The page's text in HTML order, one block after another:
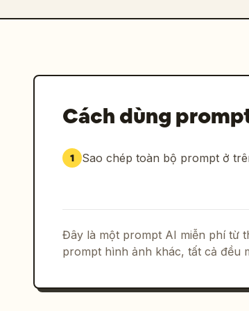
Cách dùng
1 Sao chép toàn bộ prompt ở
Đây là một prompt AI miễn phí từ
prompt hình ảnh khác, tất cả đều